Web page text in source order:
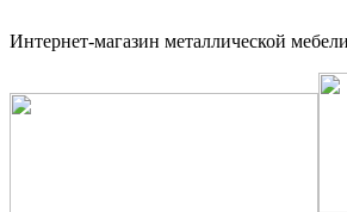
Интернет-магазин металлической